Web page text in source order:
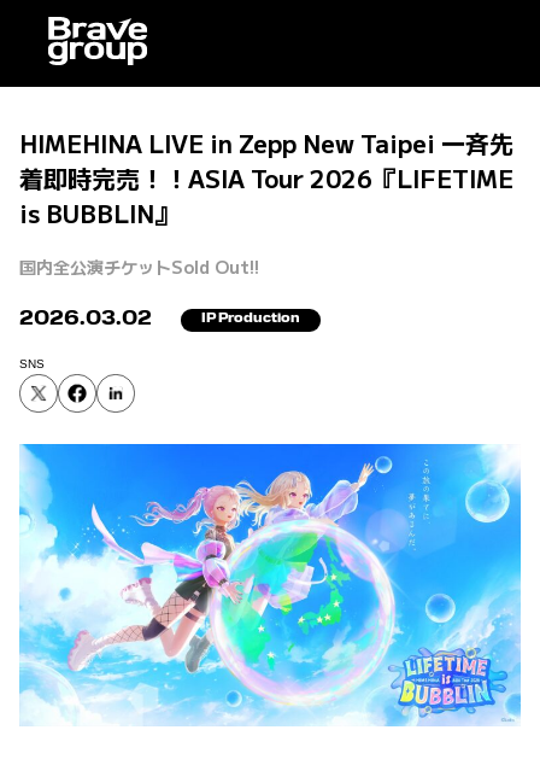
HIMEHINA LIVE in Zepp New Taipei 一斉先
着即時完売！！ASIA Tour 2026『LIFETIME
is BUBBLIN』
国内全公演チケットSold Out!!
2026.03.02 IP Production
SNS